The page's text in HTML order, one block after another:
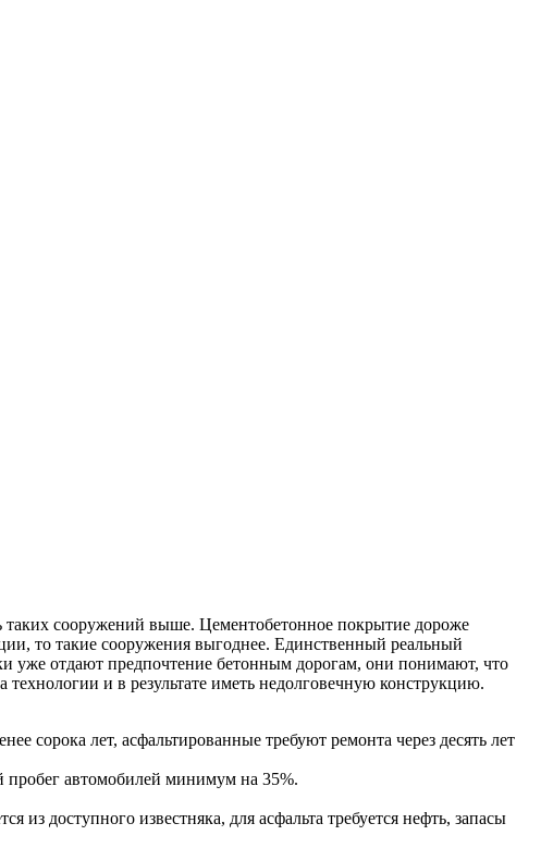
таких сооружений выше. Цементобетонное покрытие дороже
то такие сооружения выгоднее. Единственный реальный
уже отдают предпочтение бетонным дорогам, они понимают, что
и в результате иметь недолговечную конструкцию.
сорока лет, асфальтированные требуют ремонта через десять лет
пробег автомобилей минимум на 35%.
доступного известняка, для асфальта требуется нефть, запасы